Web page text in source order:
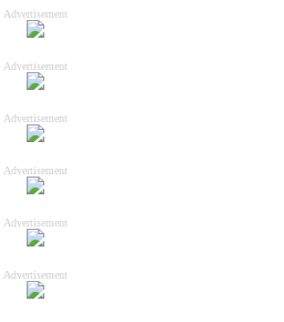
Advertisement
Advertisement
Advertisement
Advertisement
Advertisement
Advertisement